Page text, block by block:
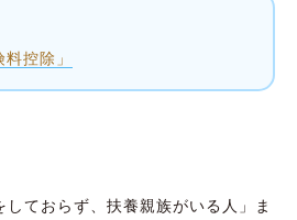
控除」
しておらず、扶養親族がいる人」ま